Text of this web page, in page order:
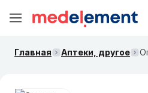
Главная Аптеки, другое